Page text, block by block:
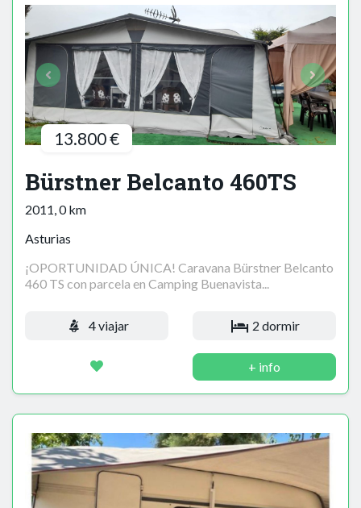
13.800 €
Bürstner Belcanto 460TS
2011, 0 km
Asturias
¡OPORTUNIDAD ÚNICA! Caravana Bürstner Belcanto
460 TS con parcela en Camping Buenavista...
4 viajar 2 dormir
+ info